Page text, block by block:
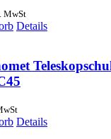
MwSt
Details
Details